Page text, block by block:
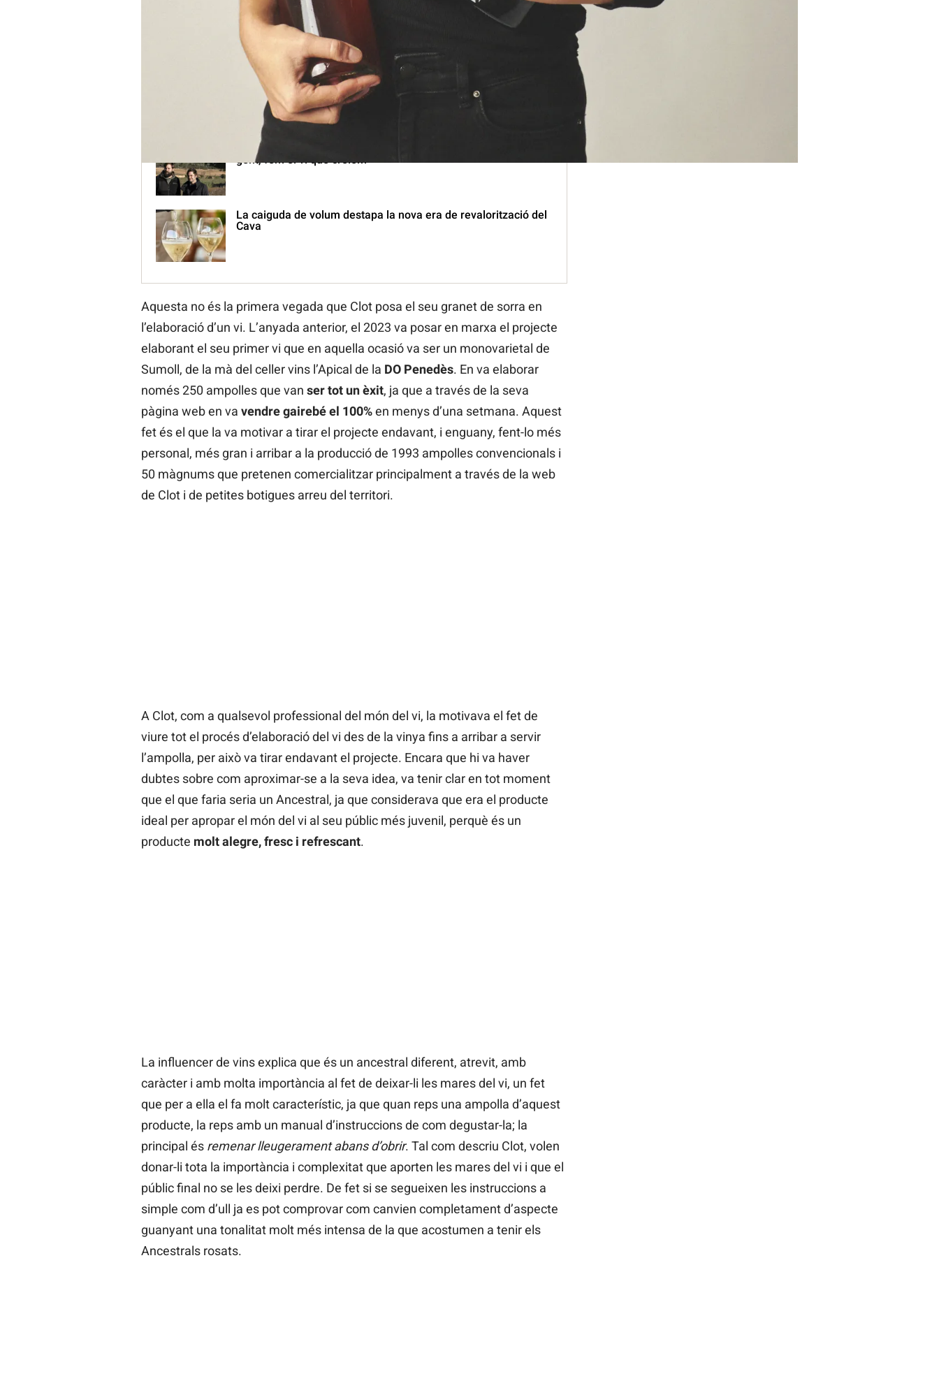
Et pot interessar
El vi, l’oblidat de les barres de les discoteques
Leo Gramona: “No fem vins pensant en el que li agrada a la
gent, fem el vi que creiem”
La caiguda de volum destapa la nova era de revalorització del
Cava
Aquesta no és la primera vegada que Clot posa el seu granet de sorra en
l’elaboració d’un vi. L’anyada anterior, el 2023 va posar en marxa el projecte
elaborant el seu primer vi que en aquella ocasió va ser un monovarietal de
Sumoll, de la mà del celler vins l’Apical de la DO Penedès. En va elaborar
només 250 ampolles que van ser tot un èxit, ja que a través de la seva
pàgina web en va vendre gairebé el 100%en menys d’una setmana. Aquest
fet és el que la va motivar a tirar el projecte endavant, i enguany, fent-lo més
personal, més gran i arribar a la producció de 1993 ampolles convencionals i
50 màgnums que pretenen comercialitzar principalment a través de la web
de Clot i de petites botigues arreu del territori.
A Clot, com a qualsevol professional del món del vi, la motivava el fet de
viure tot el procés d’elaboració del vi des de la vinya fins a arribar a servir
l’ampolla, per això va tirar endavant el projecte. Encara que hi va haver
dubtes sobre com aproximar-se a la seva idea, va tenir clar en tot moment
que el que faria seria un Ancestral, ja que considerava que era el producte
ideal per apropar el món del vi al seu públic més juvenil, perquè és un
producte molt alegre, fresc i refrescant.
La influencer de vins explica que és un ancestral diferent, atrevit, amb
caràcter i amb molta importància al fet de deixar-li les mares del vi, un fet
que per a ella el fa molt característic, ja que quan reps una ampolla d’aquest
producte, la reps amb un manual d’instruccions de com degustar-la; la
principal és remenar lleugerament abans d’obrir. Tal com descriu Clot, volen
donar-li tota la importància i complexitat que aporten les mares del vi i que el
públic final no se les deixi perdre. De fet si se segueixen les instruccions a
simple com d’ull ja es pot comprovar com canvien completament d’aspecte
guanyant una tonalitat molt més intensa de la que acostumen a tenir els
Ancestrals rosats.